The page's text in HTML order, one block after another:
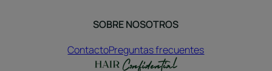
SOBRE NOSOTROS
ContactoPreguntas frecuentes